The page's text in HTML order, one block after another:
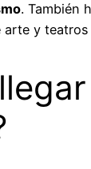
. También
arte y